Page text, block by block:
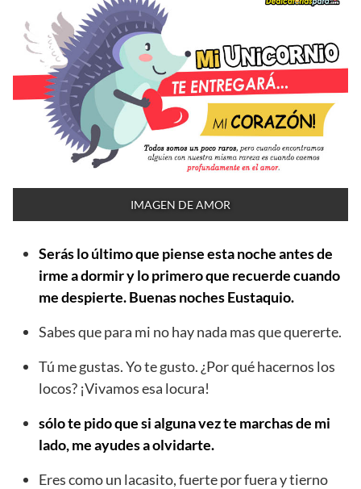
IMAGEN DE AMOR
Serás lo último que piense esta noche antes de
irme a dormir y lo primero que recuerde cuando
me despierte. Buenas noches Eustaquio.
Sabes que para mi no hay nada mas que quererte.
Tú me gustas. Yo te gusto. ¿Por qué hacernos los
locos? ¡Vivamos esa locura!
sólo te pido que si alguna vez te marchas de mi
lado, me ayudes a olvidarte.
Eres como un lacasito, fuerte por fuera y tierno